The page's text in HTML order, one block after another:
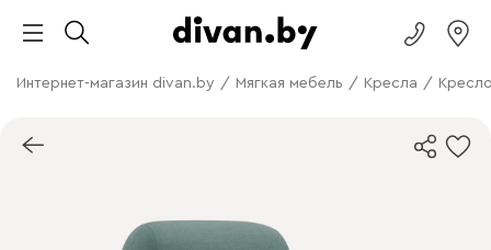
Интернет-магазин divan.by / Мягкая мебель / Кресла /